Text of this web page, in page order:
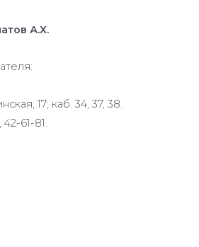
А.Х.
17; каб. 34, 37, 38.
61-81.